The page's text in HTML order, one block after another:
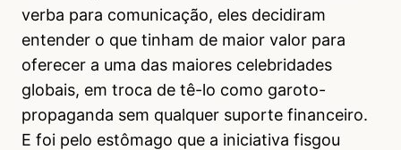
verba para comunicação, eles decidiram
entender o que tinham de maior valor para
oferecer a uma das maiores celebridades
globais, em troca de tê-lo como garoto-
propaganda sem qualquer suporte financeiro.
E foi pelo estômago que a iniciativa fisgou